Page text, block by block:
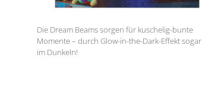
Die Dream Beams sorgen für kuschelig-bunte
Momente – durch Glow-in-the-Dark-Effekt sogar
im Dunkeln!